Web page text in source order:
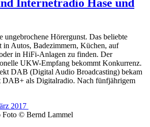
Internetradio Hase und
ungebrochene Hörergunst. Das beliebte
in Autos, Badezimmern, Küchen, auf
in HiFi-Anlagen zu finden. Der
UKW-Empfang bekommt Konkurrenz.
DAB (Digital Audio Broadcasting) bekam
DAB+ als Digitalradio. Nach fünfjährigem
2017